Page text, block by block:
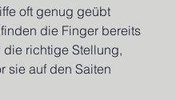
oft genug geübt
die Finger bereits
die richtige Stellung,
sie auf den Saiten